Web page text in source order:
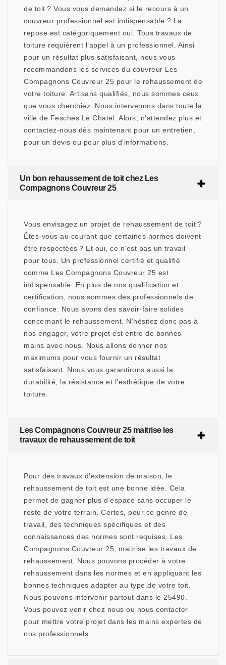
de toit ? Vous vous demandez si le recours à un
couvreur professionnel est indispensable ? La
repose est catégoriquement oui. Tous travaux de
toiture requièrent l’appel à un professionnel. Ainsi
pour un résultat plus satisfaisant, nous vous
recommandons les services du couvreur Les
Compagnons Couvreur 25 pour le rehaussement de
votre toiture. Artisans qualifiés, nous sommes ceux
que vous cherchiez. Nous intervenons dans toute la
ville de Fesches Le Chatel. Alors, n’attendez plus et
contactez-nous dès maintenant pour un entretien,
pour un devis ou pour plus d’informations.
Un bon rehaussement de toit chez Les
Compagnons Couvreur 25
Vous envisagez un projet de rehaussement de toit ?
Êtes-vous au courant que certaines normes doivent
être respectées ? Et oui, ce n’est pas un travail
pour tous. Un professionnel certifié et qualifié
comme Les Compagnons Couvreur 25 est
indispensable. En plus de nos qualification et
certification, nous sommes des professionnels de
confiance. Nous avons des savoir-faire solides
concernant le rehaussement. N’hésitez donc pas à
nos engager, votre projet est entre de bonnes
mains avec nous. Nous allons donner nos
maximums pour vous fournir un résultat
satisfaisant. Nous vous garantirons aussi la
durabilité, la résistance et l’esthétique de votre
toiture.
Les Compagnons Couvreur 25 maitrise les
travaux de rehaussement de toit
Pour des travaux d’extension de maison, le
rehaussement de toit est une bonne idée. Cela
permet de gagner plus d’espace sans occuper le
reste de votre terrain. Certes, pour ce genre de
travail, des techniques spécifiques et des
connaissances des normes sont requises. Les
Compagnons Couvreur 25, maitrise les travaux de
rehaussement. Nous pouvons procéder à votre
rehaussement dans les normes et en appliquant les
bonnes techniques adapter au type.de votre toit.
Nous pouvons intervenir partout dans le 25490.
Vous pouvez venir chez nous ou nous contacter
pour mettre votre projet dans les mains expertes de
nos professionnels.